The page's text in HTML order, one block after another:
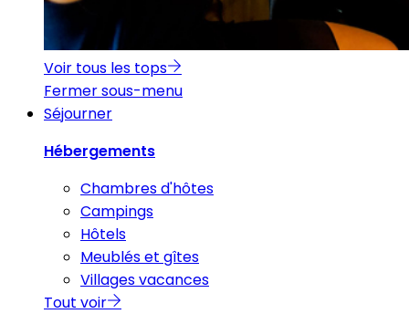
Voir tous les tops
Fermer sous-menu
Séjourner
Hébergements
Chambres d'hôtes
Campings
Hôtels
Meublés et gîtes
Villages vacances
Tout voir